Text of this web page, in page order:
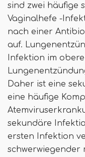
sind zwei häufige
Vaginalhefe -
nach einer
auf.
Infektion im
Daher ist eine
eine häufige
sekundäre
ersten Infektion
schwerwiegender